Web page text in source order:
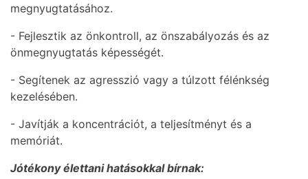
megnyugtatásához.
- Fejlesztik az önkontroll, az önszabályozás és az
önmegnyugtatás képességét.
- Segítenek az agresszió vagy a túlzott félénkség
kezelésében.
- Javítják a koncentrációt, a teljesítményt és a
memóriát.
Jótékony élettani hatásokkal bírnak: